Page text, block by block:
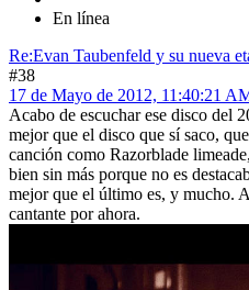
En línea
Re:Evan Taubenfeld y su nueva
#38
17 de Mayo de 2012, 11:40:21
Acabo de escuchar ese disco del
mejor que el disco que sí saco,
canción como Razorblade
bien sin más porque no es
mejor que el último es, y mucho.
cantante por ahora.